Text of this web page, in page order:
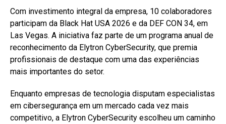
Com investimento integral da empresa, 10 colaboradores
participam da Black Hat USA 2026 e da DEF CON 34, em
Las Vegas. A iniciativa faz parte de um programa anual de
reconhecimento da Elytron CyberSecurity, que premia
profissionais de destaque com uma das experiências
mais importantes do setor.
Enquanto empresas de tecnologia disputam especialistas
em cibersegurança em um mercado cada vez mais
competitivo, a Elytron CyberSecurity escolheu um caminho